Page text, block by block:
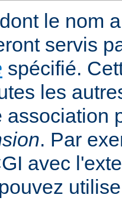
le nom
servis
spécifié.
les
association
. Par
avec